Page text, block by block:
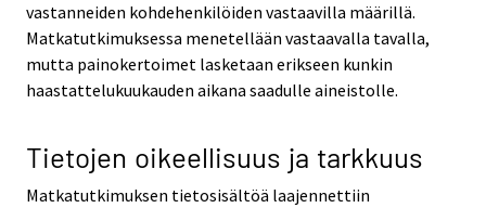
vastanneiden kohdehenkilöiden vastaavilla määrillä.
Matkatutkimuksessa menetellään vastaavalla tavalla,
mutta painokertoimet lasketaan erikseen kunkin
haastattelukuukauden aikana saadulle aineistolle.
Tietojen oikeellisuus ja tarkkuus
Matkatutkimuksen tietosisältöä laajennettiin